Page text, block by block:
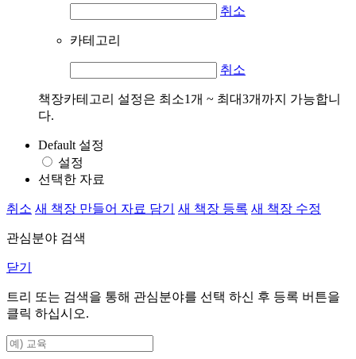
취소
카테고리
취소
책장카테고리 설정은 최소1개 ~ 최대3개까지 가능합니
다.
Default 설정
설정
선택한 자료
취소 새 책장 만들어 자료 담기 새 책장 등록 새 책장 수정
관심분야 검색
닫기
트리 또는 검색을 통해 관심분야를 선택 하신 후 등록 버튼을
클릭 하십시오.